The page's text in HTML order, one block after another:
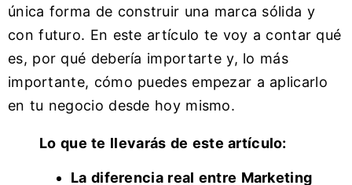
única forma de construir una marca sólida y
con futuro. En este artículo te voy a contar qué
es, por qué debería importarte y, lo más
importante, cómo puedes empezar a aplicarlo
en tu negocio desde hoy mismo.
Lo que te llevarás de este artículo:
La diferencia real entre Marketing